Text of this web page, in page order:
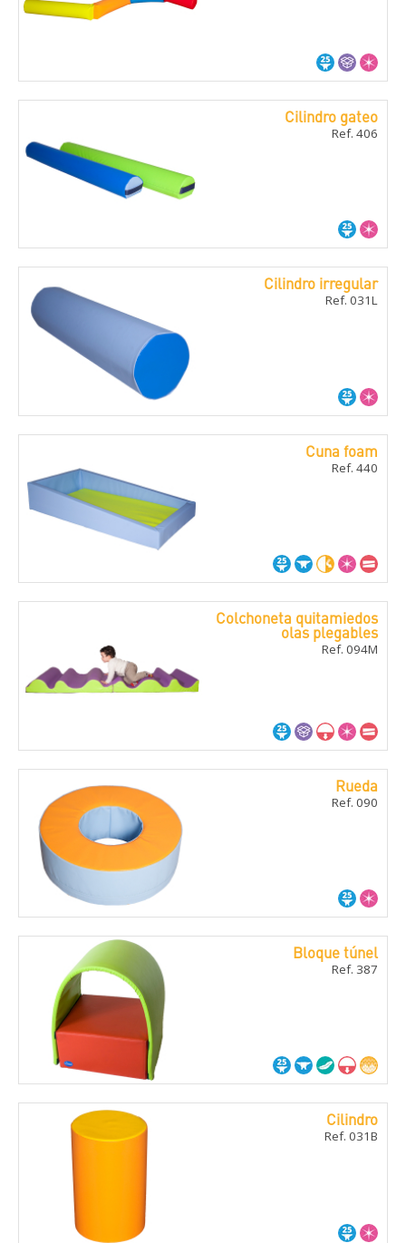
Cilindro gateo
Ref. 406
Cilindro irregular
Ref. 031L
Cuna foam
Ref. 440
Colchoneta quitamiedos
olas plegables
Ref. 094M
Rueda
Ref. 090
Bloque túnel
Ref. 387
Cilindro
Ref. 031B